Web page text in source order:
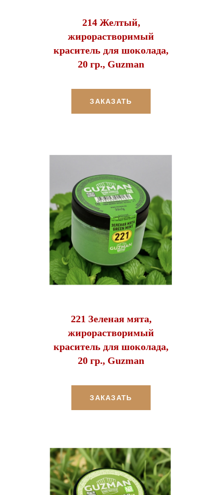
214 Желтый,
жирорастворимый
краситель для шоколада,
20 гр., Guzman
ЗАКАЗАТЬ
221 Зеленая мята,
жирорастворимый
краситель для шоколада,
20 гр., Guzman
ЗАКАЗАТЬ